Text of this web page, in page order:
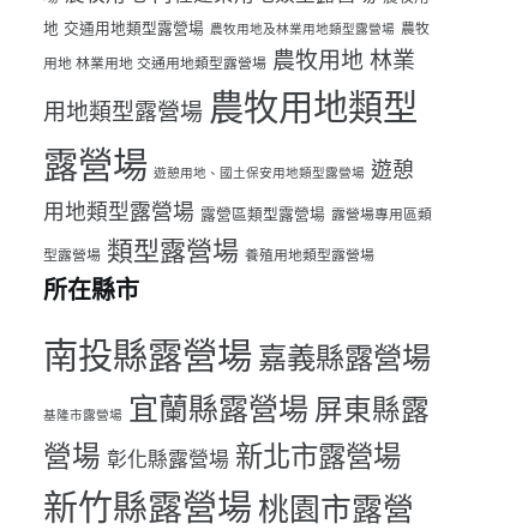
地 交通用地類型露營場 農牧用地及林業用地類型露營場 農牧
用地 林業用地 交通用地類型露營場 農牧用地 林業
用地類型露營場 農牧用地類型
露營場 遊憩用地、國土保安用地類型露營場 遊憩
用地類型露營場 露營區類型露營場 露營場專用區類
型露營場 類型露營場 養殖用地類型露營場
所在縣市
南投縣露營場 嘉義縣露營場
基隆市露營場 宜蘭縣露營場 屏東縣露
營場 彰化縣露營場 新北市露營場
新竹縣露營場 桃園市露營